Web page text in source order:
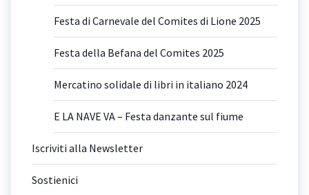
Festa di Carnevale del Comites di Lione 2025
Festa della Befana del Comites 2025
Mercatino solidale di libri in italiano 2024
E LA NAVE VA – Festa danzante sul fiume
Iscriviti alla Newsletter
Sostienici